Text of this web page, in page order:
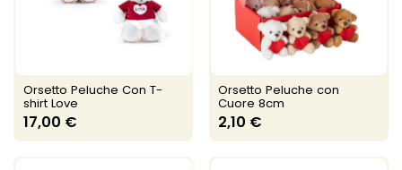
Orsetto Peluche Con T-
shirt Love
17,00 €
Orsetto Peluche con
Cuore 8cm
2,10 €